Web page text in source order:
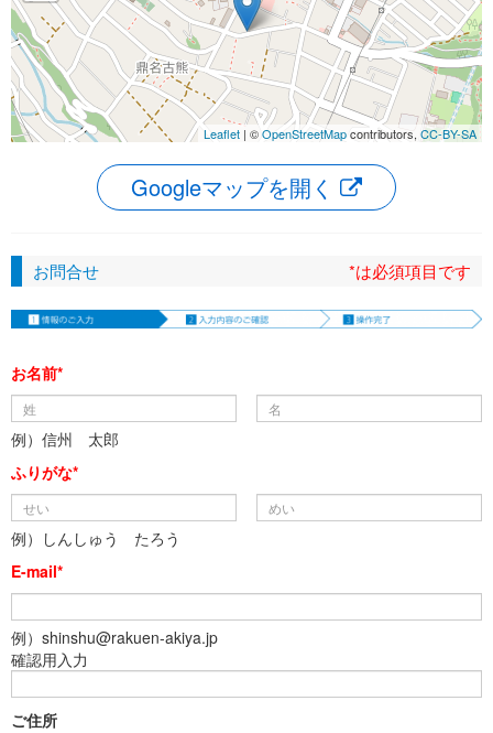
Leaflet | ©OpenStreetMapcontributors, CC-BY-SA
Googleマップを開く
お問合せ *は必須項目です
お名前*
例）信州 太郎
ふりがな*
例）しんしゅう たろう
E-mail*
例）shinshu@rakuen-akiya.jp
確認用入力
ご住所